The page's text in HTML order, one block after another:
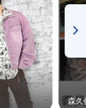
森久